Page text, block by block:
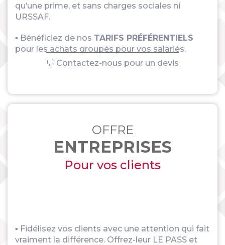
qu’une prime, et sans charges sociales ni
URSSAF.
▪ Bénéficiez de nos TARIFS PRÉFÉRENTIELS
pour les achats groupés pour vos salariés.
💬 Contactez-nous pour un devis
OFFRE
ENTREPRISES
Pour vos clients
▪ Fidélisez vos clients avec une attention qui fait
vraiment la différence. Offrez-leur LE PASS et